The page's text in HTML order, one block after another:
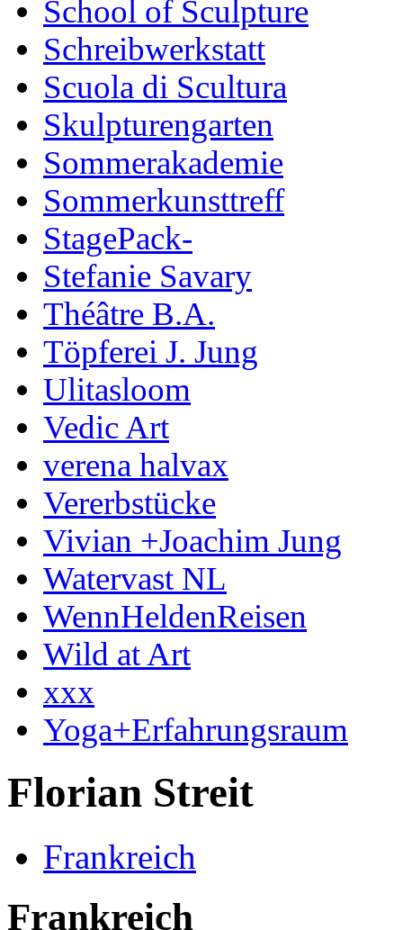
School of Sculpture
Schreibwerkstatt
Scuola di Scultura
Skulpturengarten
Sommerakademie
Sommerkunsttreff
StagePack-
Stefanie Savary
Théâtre B.A.
Töpferei J. Jung
Ulitasloom
Vedic Art
verena halvax
Vererbstücke
Vivian +Joachim Jung
Watervast NL
WennHeldenReisen
Wild at Art
xxx
Yoga+Erfahrungsraum
Florian Streit
Frankreich
Frankreich